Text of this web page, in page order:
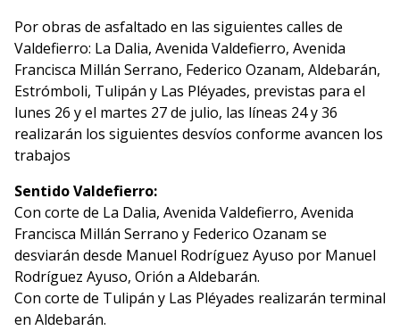
Por obras de asfaltado en las siguientes calles de
Valdefierro: La Dalia, Avenida Valdefierro, Avenida
Francisca Millán Serrano, Federico Ozanam, Aldebarán,
Estrómboli, Tulipán y Las Pléyades, previstas para el
lunes 26 y el martes 27 de julio, las líneas 24 y 36
realizarán los siguientes desvíos conforme avancen los
trabajos
Sentido Valdefierro:
Con corte de La Dalia, Avenida Valdefierro, Avenida
Francisca Millán Serrano y Federico Ozanam se
desviarán desde Manuel Rodríguez Ayuso por Manuel
Rodríguez Ayuso, Orión a Aldebarán.
Con corte de Tulipán y Las Pléyades realizarán terminal
en Aldebarán.